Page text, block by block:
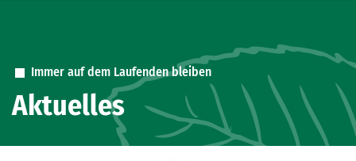
Immer auf dem Laufenden bleiben
Aktuelles